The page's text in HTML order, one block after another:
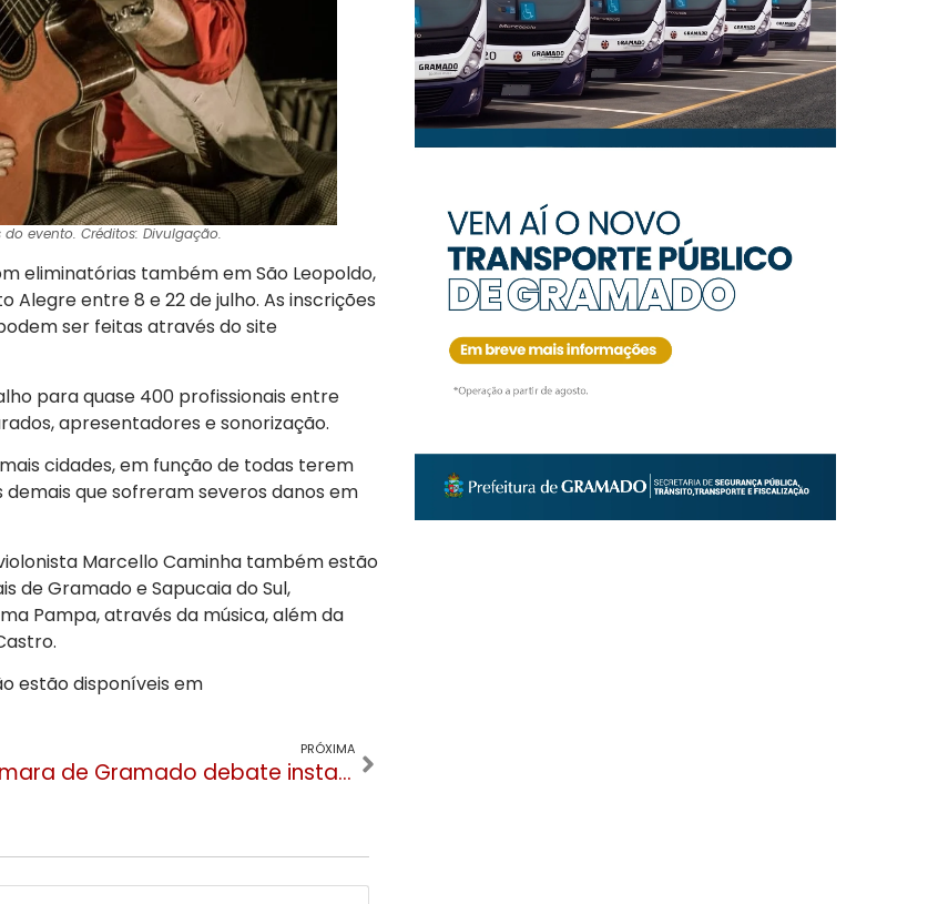
evento. Créditos: Divulgação.
eliminatórias também em São Leopoldo,
Alegre entre 8 e 22 de julho. As inscrições
ser feitas através do site
para quase 400 profissionais entre
apresentadores e sonorização.
cidades, em função de todas terem
que sofreram severos danos em
Marcello Caminha também estão
de Gramado e Sapucaia do Sul,
Pampa, através da música, além da
estão disponíveis em
PRÓXIMA
Câmara de Gramado debate instalação de antenas de telefonia em audiência pública